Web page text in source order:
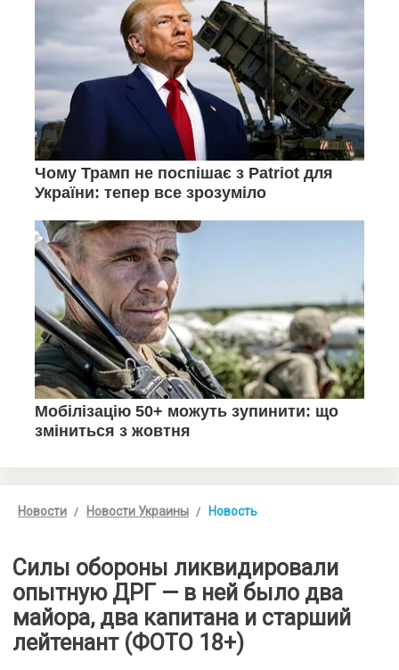
Новости Новости Украины Новость
Силы обороны ликвидировали
опытную ДРГ — в ней было два
майора, два капитана и старший
лейтенант (ФОТО 18+)